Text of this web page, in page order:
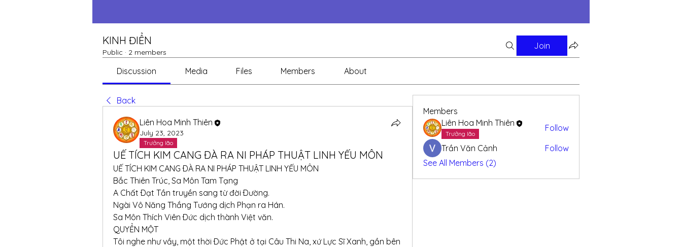
KINH ĐIỂN
Public · 2 members
Join
Discussion Media Files Members About
Back
Liên Hoa Minh Thiên
July 23, 2023
Trưởng lão
UẾ TÍCH KIM CANG ÐÀ RA NI PHÁP THUẬT LINH YẾU MÔN
UẾ TÍCH KIM CANG ÐÀ RA NI PHÁP THUẬT LINH YẾU MÔN
Bắc Thiên Trúc, Sa Môn Tam Tạng
A Chất Ðạt Tần truyền sang từ đời Ðường.
Ngài Vô Năng Thắng Tướng dịch Phạn ra Hán.
Sa Môn Thích Viên Ðức dịch thành Việt văn.
QUYỂN MỘT
Tôi nghe như vầy, một thời Ðức Phật ở tại Câu Thi Na, xứ Lực Sĩ Xanh, gần bên
Members
Liên Hoa Minh Thiên
Trưởng lão
Follow
Trần Văn Cảnh
Follow
See All Members (2)